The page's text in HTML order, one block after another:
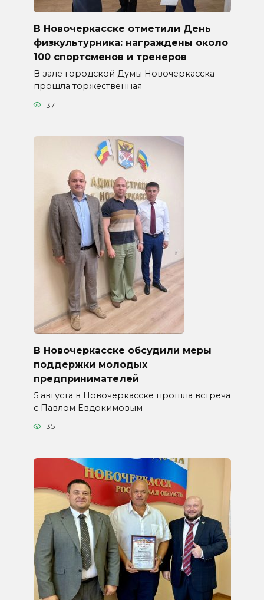
В Новочеркасске отметили День
физкультурника: награждены около
100 спортсменов и тренеров
В зале городской Думы Новочеркасска
прошла торжественная
37
В Новочеркасске обсудили меры
поддержки молодых
предпринимателей
5 августа в Новочеркасске прошла встреча
с Павлом Евдокимовым
35